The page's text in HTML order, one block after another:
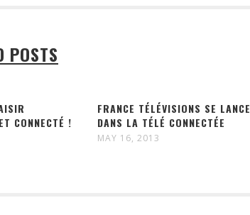
POSTS
CONNECTÉ !
FRANCE TÉLÉVISIONS SE LANCE
DANS LA TÉLÉ CONNECTÉE
MAY 16, 2013